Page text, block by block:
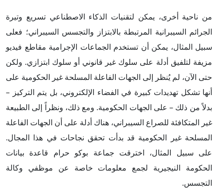
من ناحية أخرى، يمكن لتقنيات الذكاء الاصطناعي تسريع وتيرة
الجرائم السيبرانية المرتبطة بالابتزاز والتجسس السيبراني؛ فعلى
سبيل المثال، يمكن أن تستخدم الجماعات الإجرامية مقاطع فيديو
مزيفة لتلفيق أدلة على سلوك غير قانوني أو سلوك ابتزازي. ولكن
حتى الآن، لم يُنظر إلى الجهات الفاعلة المسلحة غير الحكومية على
أنها تشكل تهديدات كبيرة في الفضاء الإلكتروني، بل يتم التركيز –
بدلاً من ذلك – على الجهات الحكومية. ومع ذلك، ونظراً إلى الطبيعة
غير المتكافئة للصراع السيبراني، هناك أدلة على أن الجهات الفاعلة
المسلحة غير الحكومية قد بدأت تحقق نجاحات في هذا المجال.
على سبيل المثال، اخترقت جماعة بوكو حرام قاعدة بيانات
الحكومة النيجيرية لجمع معلومات خاصة عن موظفي وكالة
التجسس.